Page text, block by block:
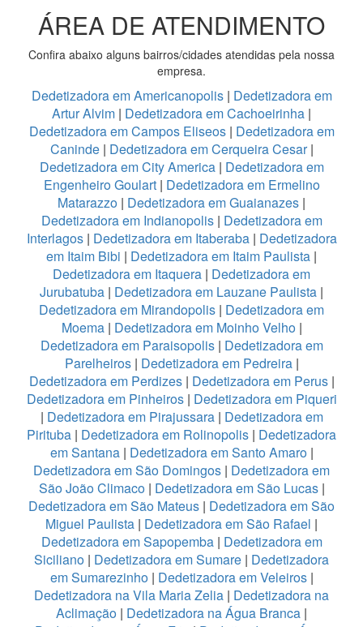
ÁREA DE ATENDIMENTO
Confira abaixo alguns bairros/cidades atendidas pela nossa
empresa.
Dedetizadora em Americanopolis | Dedetizadora em
Artur Alvim | Dedetizadora em Cachoeirinha |
Dedetizadora em Campos Eliseos | Dedetizadora em
Caninde| Dedetizadora em Cerqueira Cesar|
Dedetizadora em City America | Dedetizadora em
Engenheiro Goulart | Dedetizadora em Ermelino
Matarazzo | Dedetizadora em Guaianazes |
Dedetizadora em Indianopolis| Dedetizadora em
Interlagos| Dedetizadora em Itaberaba| Dedetizadora
em Itaim Bibi | Dedetizadora em Itaim Paulista |
Dedetizadora em Itaquera | Dedetizadora em
Jurubatuba | Dedetizadora em Lauzane Paulista |
Dedetizadora em Mirandopolis | Dedetizadora em
Moema| Dedetizadora em Moinho Velho |
Dedetizadora em Paraisopolis| Dedetizadora em
Parelheiros| Dedetizadora em Pedreira|
Dedetizadora em Perdizes| Dedetizadora em Perus|
Dedetizadora em Pinheiros| Dedetizadora em Piqueri
| Dedetizadora em Pirajussara| Dedetizadora em
Pirituba | Dedetizadora em Rolinopolis | Dedetizadora
em Santana| Dedetizadora em Santo Amaro|
Dedetizadora em São Domingos | Dedetizadora em
São João Climaco| Dedetizadora em São Lucas|
Dedetizadora em São Mateus | Dedetizadora em São
Miguel Paulista | Dedetizadora em São Rafael |
Dedetizadora em Sapopemba | Dedetizadora em
Siciliano | Dedetizadora em Sumare | Dedetizadora
em Sumarezinho| Dedetizadora em Veleiros|
Dedetizadora na Vila Maria Zelia | Dedetizadora na
Aclimação | Dedetizadora na Água Branca |